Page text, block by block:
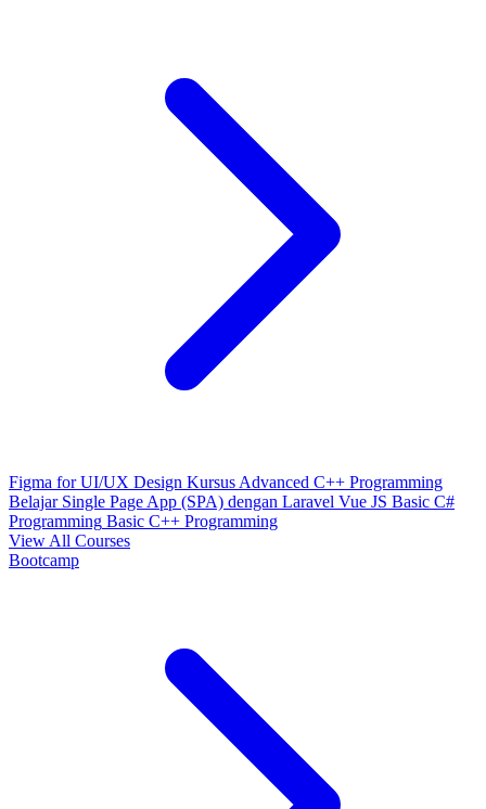
Figma for UI/UX Design Kursus Advanced C++ Programming
Belajar Single Page App (SPA) dengan Laravel Vue JS Basic C#
Programming Basic C++ Programming
View All Courses
Bootcamp